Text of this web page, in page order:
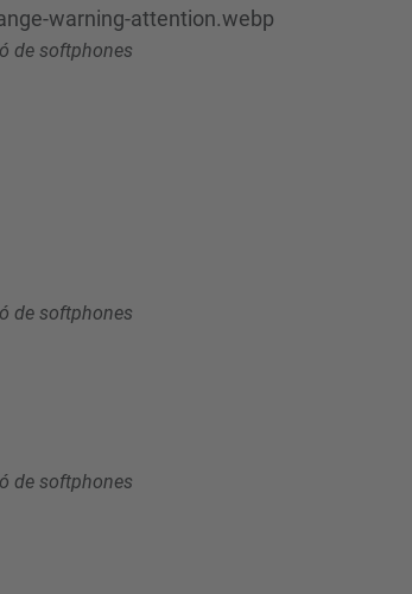
warning-attention.webp
de softphones
de softphones
de softphones